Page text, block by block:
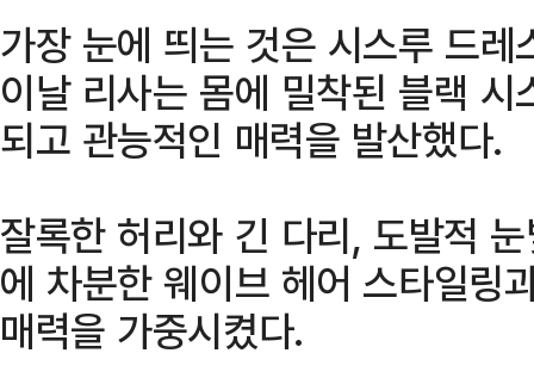
가장 눈에 띄는 것은 시스루 드
이날 리사는 몸에 밀착된 블랙
되고 관능적인 매력을 발산했다.
잘록한 허리와 긴 다리, 도발적
에 차분한 웨이브 헤어 스타일링
매력을 가중시켰다.